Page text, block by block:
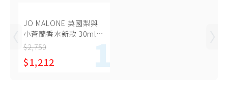
JO MALONE 英國梨與
小蒼蘭香水新款 30ml附
原廠提袋
$2,750
$1,212